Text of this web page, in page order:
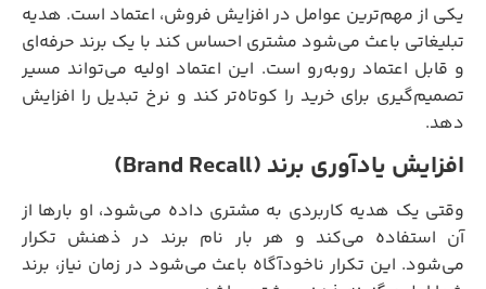
یکی از مهم‌ترین عوامل در افزایش فروش، اعتماد است. هدیه
تبلیغاتی باعث می‌شود مشتری احساس کند با یک برند حرفه‌ای
و قابل اعتماد روبه‌رو است. این اعتماد اولیه می‌تواند مسیر
تصمیم‌گیری برای خرید را کوتاه‌تر کند و نرخ تبدیل را افزایش
دهد.
افزایش یادآوری برند (Brand Recall)
وقتی یک هدیه کاربردی به مشتری داده می‌شود، او بارها از
آن استفاده می‌کند و هر بار نام برند در ذهنش تکرار
می‌شود. این تکرار ناخودآگاه باعث می‌شود در زمان نیاز، برند